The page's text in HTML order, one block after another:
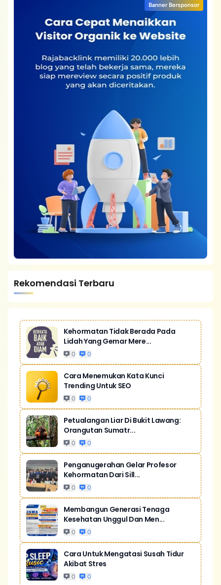
Banner Bersponsor
Rekomendasi Terbaru
Kehormatan Tidak Berada Pada
Lidah Yang Gemar Mere...
0 0
Cara Menemukan Kata Kunci
Trending Untuk SEO
0 0
Petualangan Liar Di Bukit Lawang:
Orangutan Sumatr...
0 0
Penganugerahan Gelar Profesor
Kehormatan Dari Sill...
0 0
Membangun Generasi Tenaga
Kesehatan Unggul Dan Men...
0 0
Cara Untuk Mengatasi Susah Tidur
Akibat Stres
0 0